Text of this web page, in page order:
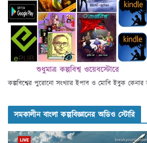
কল্পবিশ্বের পুরোনো সংখ্যার ইপাব ও মোবি ইবুক
সমকালীন বাংলা কল্পবিজ্ঞানের অডিও স্টোরি